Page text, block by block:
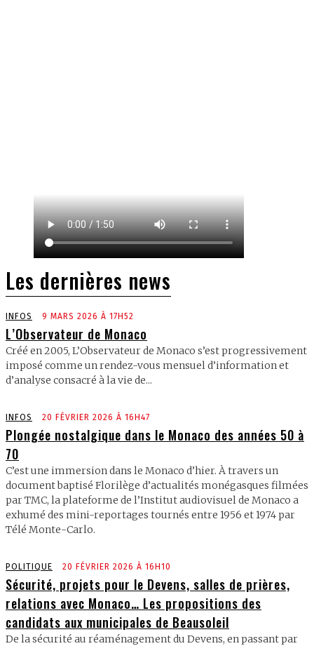
Les dernières news
INFOS 9 MARS 2026 À 17H52
L’Observateur de Monaco
Créé en 2005, L’Observateur de Monaco s’est progressivement
imposé comme un rendez-vous mensuel d’information et
d’analyse consacré à la vie de...
INFOS 20 FÉVRIER 2026 À 16H47
Plongée nostalgique dans le Monaco des années 50 à
70
C’est une immersion dans le Monaco d’hier. À travers un
document baptisé Florilège d’actualités monégasques filmées
par TMC, la plateforme de l’Institut audiovisuel de Monaco a
exhumé des mini-reportages tournés entre 1956 et 1974 par
Télé Monte-Carlo.
POLITIQUE 20 FÉVRIER 2026 À 16H10
Sécurité, projets pour le Devens, salles de prières,
relations avec Monaco… Les propositions des
candidats aux municipales de Beausoleil
De la sécurité au réaménagement du Devens, en passant par